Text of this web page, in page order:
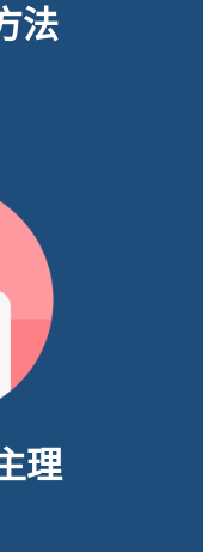
法
理